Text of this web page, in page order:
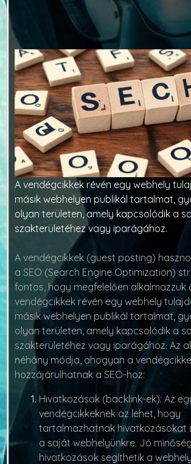
A vendégcikkek révén egy webhely
másik webhelyen publikál tartalmat,
olyan területen, amely kapcsolódik a
szakterületéhez vagy iparágához.
A vendégcikkek (guest posting)
a SEO (Search Engine Optimization)
fontos, hogy megfelelően alkalmazzuk
vendégcikkek révén egy webhely
másik webhelyen publikál tartalmat,
olyan területen, amely kapcsolódik a
szakterületéhez vagy iparágához. Az
néhány módja, ahogyan a
hozzájárulhatnak a SEO-hoz:
Hivatkozások (backlink-ek): Az
vendégcikkeknek az lehet, hogy
tartalmazhatnak hivatkozásokat
a saját webhelyünkre. Jó
hivatkozások segíthetik a